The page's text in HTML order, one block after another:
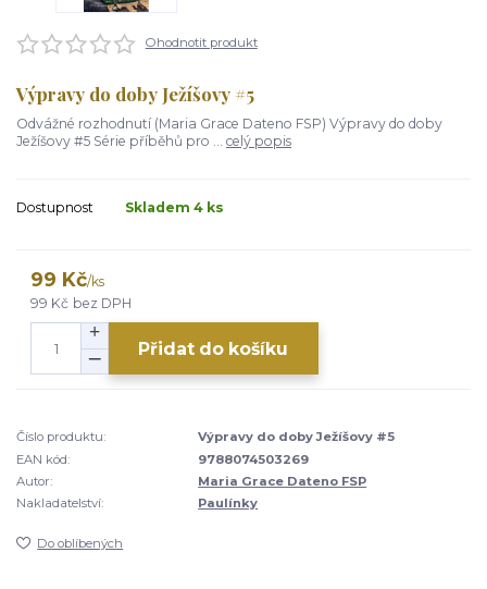
Ohodnotit produkt
Výpravy do doby Ježíšovy #5
Odvážné rozhodnutí (Maria Grace Dateno FSP) Výpravy do doby
Ježíšovy #5 Série příběhů pro ... celý popis
Dostupnost Skladem 4 ks
99 Kč/ks
99 Kč bez DPH
Přidat do košíku
Číslo produktu:
Výpravy do doby Ježíšovy #5
EAN kód:
9788074503269
Autor:
Maria Grace Dateno FSP
Nakladatelství:
Paulínky
Do oblíbených